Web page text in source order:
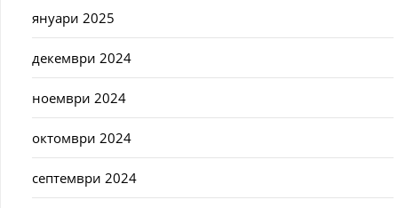
януари 2025
декември 2024
ноември 2024
октомври 2024
септември 2024